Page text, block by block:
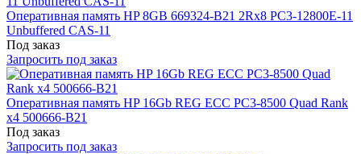
Оперативная память HP 8GB 669324-B21 2Rx8 PC3-12800E-11
Unbuffered CAS-11
Под заказ
Запросить под заказ
Оперативная память HP 16Gb REG ECC PC3-8500 Quad Rank
x4 500666-B21
Под заказ
Запросить под заказ